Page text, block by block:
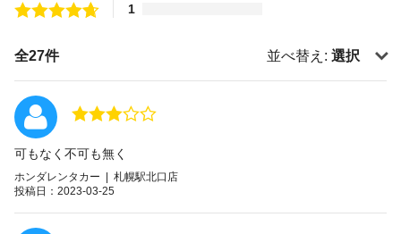
1
全27件 並べ替え: 選択
可もなく不可も無く
ホンダレンタカー | 札幌駅北口店
投稿日：2023-03-25